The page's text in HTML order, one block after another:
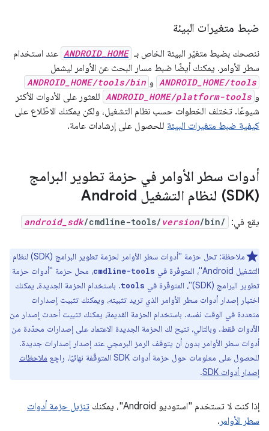
ضبط متغيرات البيئة
ننصحك بضبط متغيّر البيئة الخاص بـ ANDROID_HOME عند استخدام
سطر الأوامر. يمكنك أيضًا ضبط مسار البحث عن الأوامر ليشمل
ANDROID_HOME/tools و ANDROID_HOME/tools/bin
و ANDROID_HOME/platform-tools للعثور على الأدوات الأكثر
شيوعًا. تختلف الخطوات حسب نظام التشغيل، ولكن يمكنك الاطّلاع على
كيفية ضبط متغيرات البيئة للحصول على إرشادات عامة.
أدوات سطر الأوامر في حزمة تطوير البرامج
(SDK) لنظام التشغيل Android
يقع في: android_sdk/cmdline-tools/ version/bin/
ملاحظة: تحل حزمة "أدوات سطر الأوامر لحزمة تطوير البرامج (SDK) لنظام
التشغيل Android"، المتوفّرة في
cmdline-tools، محل حزمة "أدوات حزمة
تطوير البرامج (SDK)"، المتوفّرة في
tools. باستخدام الحزمة الجديدة، يمكنك
اختيار إصدار أدوات سطر الأوامر الذي تريد تثبيته، ويمكنك تثبيت إصدارات
متعددة في الوقت نفسه. باستخدام الحزمة القديمة، يمكنك تثبيت أحدث إصدار من
الأدوات فقط. وبالتالي، تتيح لك الحزمة الجديدة الاعتماد على إصدارات محدّدة من
أدوات سطر الأوامر بدون أن يتوقف الرمز البرمجي عند إصدار إصدارات جديدة.
للحصول على معلومات حول حزمة أدوات SDK المتوقّفة نهائيًا، راجِع
ملاحظات
إصدار أدوات SDK
.
إذا كنت لا تستخدم "استوديو Android"، يمكنك
تنزيل حزمة أدوات
سطر الأوامر .